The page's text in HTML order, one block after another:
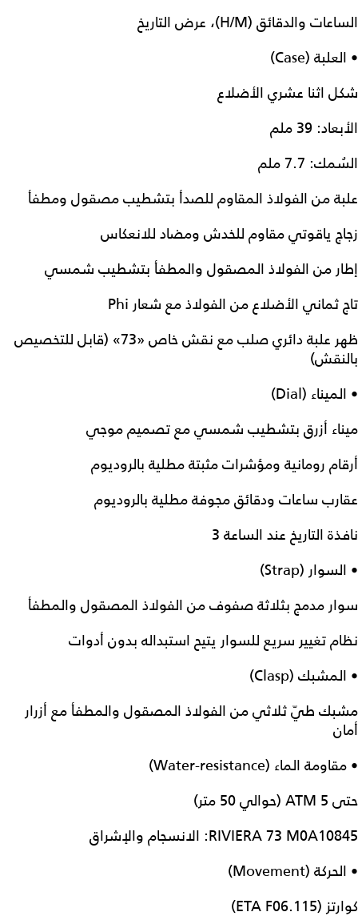
الساعات والدقائق (H/M)، عرض التاريخ
• العلبة (Case)
شكل اثنا عشري الأضلاع
الأبعاد: 39 ملم
السُمك: 7.7 ملم
علبة من الفولاذ المقاوم للصدأ بتشطيب مصقول ومطفأ
زجاج ياقوتي مقاوم للخدش ومضاد للانعكاس
إطار من الفولاذ المصقول والمطفأ بتشطيب شمسي
تاج ثماني الأضلاع من الفولاذ مع شعار Phi
ظهر علبة دائري صلب مع نقش خاص «73» (قابل للتخصيص
بالنقش)
• الميناء (Dial)
ميناء أزرق بتشطيب شمسي مع تصميم موجي
أرقام رومانية ومؤشرات مثبتة مطلية بالروديوم
عقارب ساعات ودقائق مجوفة مطلية بالروديوم
نافذة التاريخ عند الساعة 3
• السوار (Strap)
سوار مدمج بثلاثة صفوف من الفولاذ المصقول والمطفأ
نظام تغيير سريع للسوار يتيح استبداله بدون أدوات
• المشبك (Clasp)
مشبك طيّ ثلاثي من الفولاذ المصقول والمطفأ مع أزرار
أمان
• مقاومة الماء (Water-resistance)
حتى 5 ATM (حوالي 50 متر)
RIVIERA 73 M0A10845: الانسجام والإشراق
• الحركة (Movement)
كوارتز (ETA F06.115)